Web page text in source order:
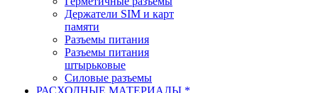
Держатели SIM и карт
памяти
Разъемы питания
Разъемы питания
штырьковые
Силовые разъемы
РАСХОДНЫЕ МАТЕРИАЛЫ *